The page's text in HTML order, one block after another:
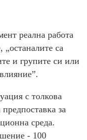
реална работа
„останалите са
и групите си или
с толкова
за
среда.
- 100